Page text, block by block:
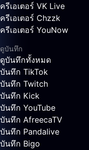
ครีเอเตอร์ VK Live
ครีเอเตอร์ Chzzk
ครีเอเตอร์ YouNow
ดูบันทึก
ดูบันทึกทั้งหมด
บันทึก TikTok
บันทึก Twitch
บันทึก Kick
บันทึก YouTube
บันทึก AfreecaTV
บันทึก Pandalive
บันทึก Bigo